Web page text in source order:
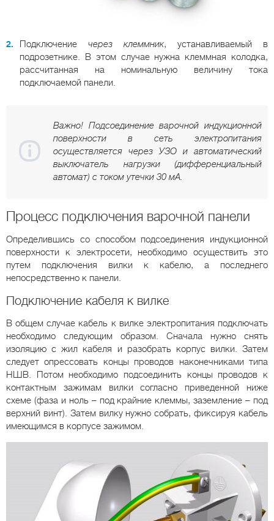
Подключение через клеммник, устанавливаемый в
подрозетнике. В этом случае нужна клеммная колодка,
рассчитанная на номинальную величину тока
подключаемой панели.
Важно! Подcоединение варочной индукционной
поверхности в сеть электропитания
осуществляется через УЗО и автоматический
выключатель нагрузки (дифференциальный
автомат) с током утечки 30 мА.
Процесс подключения варочной панели
Определившись со способом подсоединения индукционной
поверхности к электросети, необходимо осуществить это
путем подключения вилки к кабелю, а последнего
непосредственно к панели.
Подключение кабеля к вилке
В общем случае кабель к вилке электропитания подключать
необходимо следующим образом. Сначала нужно снять
изоляцию с жил кабеля и разобрать корпус вилки. Затем
следует опрессовать концы проводов наконечниками типа
НШВ. Потом необходимо подсоединить концы проводов к
контактным зажимам вилки согласно приведенной ниже
схеме (фаза и ноль – под крайние клеммы, заземление – под
верхний винт). Затем вилку нужно собрать, фиксируя кабель
имеющимся в корпусе зажимом.